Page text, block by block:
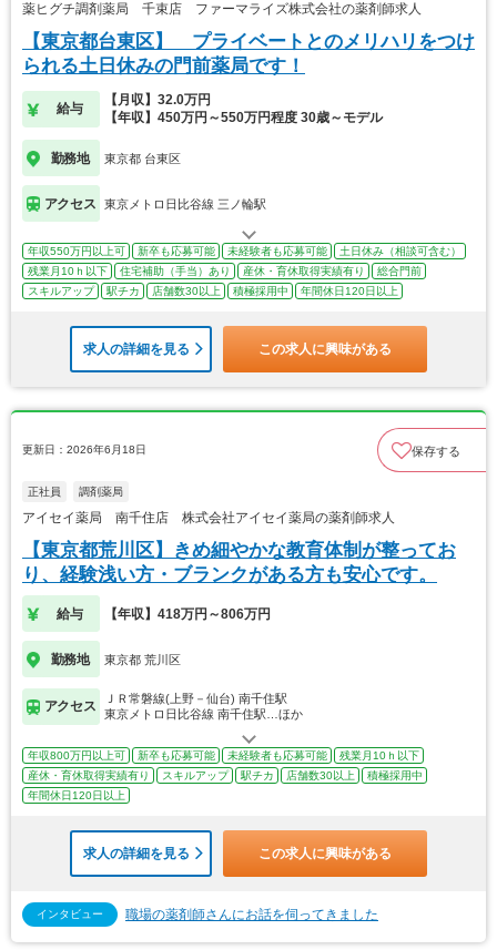
薬ヒグチ調剤薬局 千束店 ファーマライズ株式会社の薬剤師求人
【東京都台東区】 プライベートとのメリハリをつけ
られる土日休みの門前薬局です！
給与
【月収】32.0万円
【年収】450万円～550万円程度 30歳～モデル
勤務地 東京都 台東区
アクセス 東京メトロ日比谷線 三ノ輪駅
年収550万円以上可 新卒も応募可能 未経験者も応募可能
土日休み（相談可含む）
残業月10ｈ以下
住宅補助（手当）あり 産休・育休取得実績有り
総合門前
スキルアップ
駅チカ 店舗数30以上 積極採用中 年間休日120日以上
求人の詳細を見る この求人に興味がある
更新日：2026年6月18日 保存する
正社員 調剤薬局
アイセイ薬局 南千住店 株式会社アイセイ薬局の薬剤師求人
【東京都荒川区】きめ細やかな教育体制が整ってお
り、経験浅い方・ブランクがある方も安心です。
給与 【年収】418万円～806万円
勤務地 東京都 荒川区
アクセス
ＪＲ常磐線(上野－仙台) 南千住駅
東京メトロ日比谷線 南千住駅…ほか
年収800万円以上可 新卒も応募可能 未経験者も応募可能
残業月10ｈ以下
産休・育休取得実績有り
スキルアップ 駅チカ 店舗数30以上
積極採用中
年間休日120日以上
求人の詳細を見る この求人に興味がある
インタビュー 職場の薬剤師さんにお話を伺ってきました